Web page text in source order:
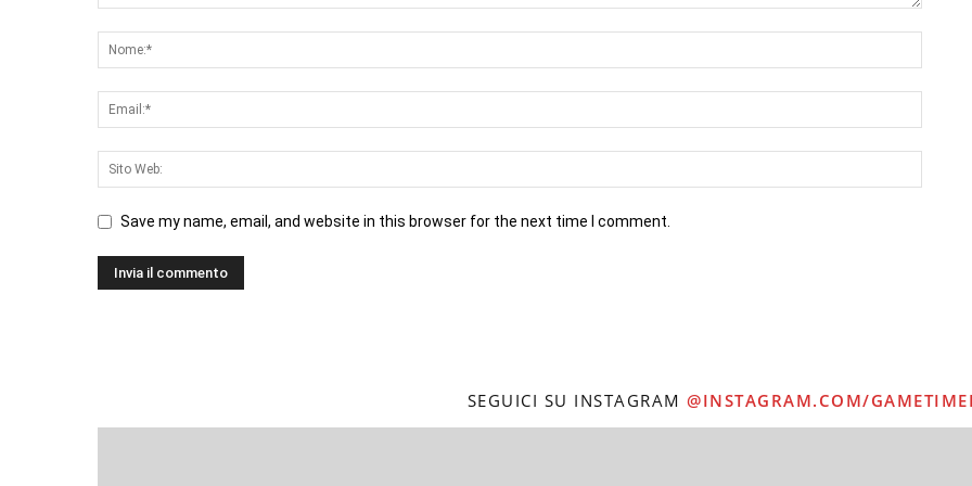
Save my name, email, and website in this browser for the next time I comment.
SEGUICI SU INSTAGRAM @INSTAGRAM.COM/